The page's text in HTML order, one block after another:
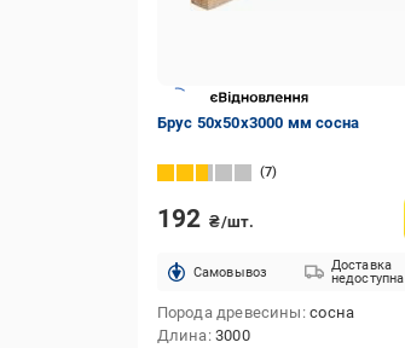
Брус 50х50х3000 мм сосна
7
192 ₴/шт.
Cамовывоз
Доставка
недоступна
Порода древесины сосна
Длина 3000